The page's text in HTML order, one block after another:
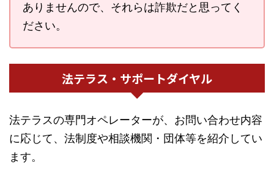
ありませんので、それらは詐欺だと思ってく
ださい。
法テラス・サポートダイヤル
法テラスの専門オペレーターが、お問い合わせ内容
に応じて、法制度や相談機関・団体等を紹介してい
ます。